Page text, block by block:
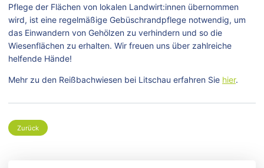
Pflege der Flächen von lokalen Landwirt:innen übernommen
wird, ist eine regelmäßige Gebüschrandpflege notwendig, um
das Einwandern von Gehölzen zu verhindern und so die
Wiesenflächen zu erhalten. Wir freuen uns über zahlreiche
helfende Hände!
Mehr zu den Reißbachwiesen bei Litschau erfahren Sie hier.
Zurück